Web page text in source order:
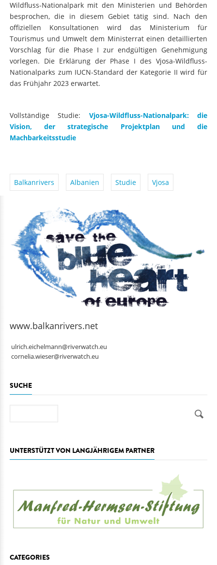
Wildfluss-Nationalpark mit den Ministerien und Behörden
besprochen, die in diesem Gebiet tätig sind. Nach den
offiziellen Konsultationen wird das Ministerium für
Tourismus und Umwelt dem Ministerrat einen detaillierten
Vorschlag für die Phase I zur endgültigen Genehmigung
vorlegen. Die Erklärung der Phase I des Vjosa-Wildfluss-
Nationalparks zum IUCN-Standard der Kategorie II wird für
das Frühjahr 2023 erwartet.
Vollständige Studie: Vjosa-Wildfluss-Nationalpark: die
Vision, der strategische Projektplan und die
Machbarkeitsstudie
Balkanrivers Albanien Studie Vjosa
www.balkanrivers.net
ulrich.eichelmann@riverwatch.eu
cornelia.wieser@riverwatch.eu
SUCHE
UNTERSTÜTZT VON LANGJÄHRIGEM PARTNER
CATEGORIES